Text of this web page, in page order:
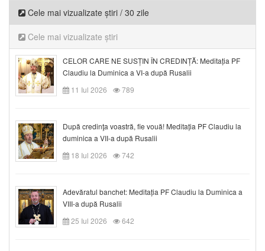
Cele mai vizualizate știri / 30 zile
Cele mai vizualizate știri
CELOR CARE NE SUSȚIN ÎN CREDINȚĂ: Meditația PF
Claudiu la Duminica a VI-a după Rusalii
11 Iul 2026
789
După credinţa voastră, fie vouă! Meditația PF Claudiu la
duminica a VII-a după Rusalii
18 Iul 2026
742
Adevăratul banchet: Meditația PF Claudiu la Duminica a
VIII-a după Rusalii
25 Iul 2026
642